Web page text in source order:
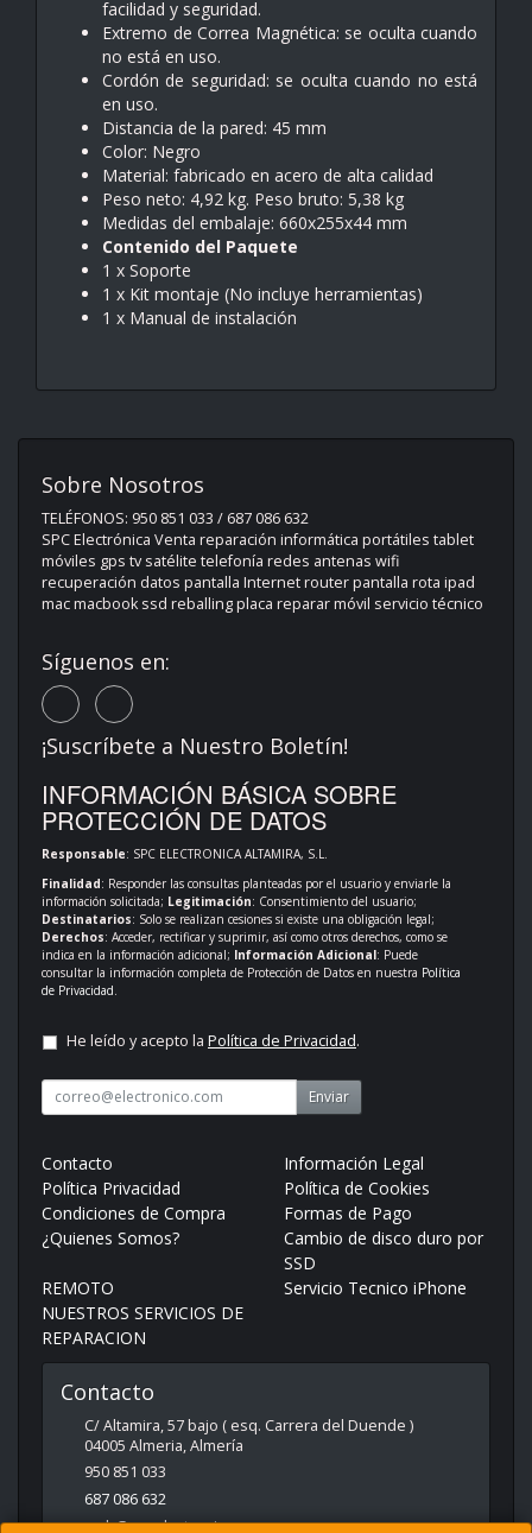
facilidad y seguridad.
Extremo de Correa Magnética: se oculta cuando
no está en uso.
Cordón de seguridad: se oculta cuando no está
en uso.
Distancia de la pared: 45 mm
Color: Negro
Material: fabricado en acero de alta calidad
Peso neto: 4,92 kg. Peso bruto: 5,38 kg
Medidas del embalaje: 660x255x44 mm
Contenido del Paquete
1 x Soporte
1 x Kit montaje (No incluye herramientas)
1 x Manual de instalación
Sobre Nosotros
TELÉFONOS: 950 851 033 / 687 086 632
SPC Electrónica Venta reparación informática portátiles tablet
móviles gps tv satélite telefonía redes antenas wifi
recuperación datos pantalla Internet router pantalla rota ipad
mac macbook ssd reballing placa reparar móvil servicio técnico
Síguenos en:
¡Suscríbete a Nuestro Boletín!
INFORMACIÓN BÁSICA SOBRE
PROTECCIÓN DE DATOS
Responsable: SPC ELECTRONICA ALTAMIRA, S.L.
Finalidad: Responder las consultas planteadas por el usuario y enviarle la
información solicitada; Legitimación: Consentimiento del usuario;
Destinatarios: Solo se realizan cesiones si existe una obligación legal;
Derechos: Acceder, rectificar y suprimir, así como otros derechos, como se
indica en la información adicional; Información Adicional: Puede
consultar la información completa de Protección de Datos en nuestra Política
de Privacidad
He leído y acepto la Política de Privacidad.
Enviar
Contacto
Información Legal
Política Privacidad
Política de Cookies
Condiciones de Compra
Formas de Pago
¿Quienes Somos?
Cambio de disco duro por
SSD
REMOTO
Servicio Tecnico iPhone
NUESTROS SERVICIOS DE
REPARACION
Contacto
C/ Altamira, 57 bajo ( esq. Carrera del Duende )
04005 Almeria,Almería
950 851 033
687 086 632
web@spcelectronica.es